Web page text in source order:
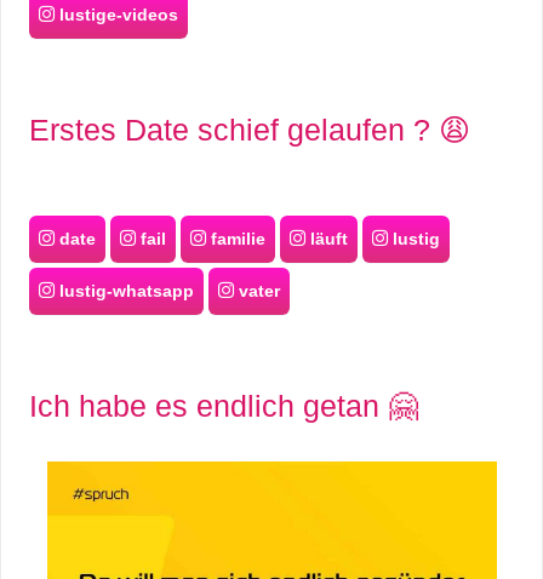
lustige-videos
Erstes Date schief gelaufen ? 😩
date fail familie läuft lustig
lustig-whatsapp vater
Ich habe es endlich getan 🤗